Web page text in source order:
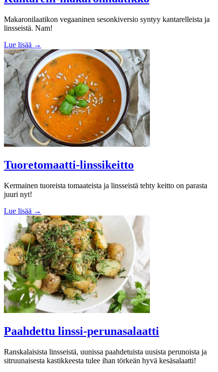
Makaronilaatikon vegaaninen sesonkiversio syntyy kantarelleista ja
linsseistä. Nam!
Lue lisää →
Tuoretomaatti-linssikeitto
Kermainen tuoreista tomaateista ja linsseistä tehty keitto on parasta
juuri nyt!
Lue lisää →
Paahdettu linssi-perunasalaatti
Ranskalaisista linsseistä, uunissa paahdetuista uusista perunoista ja
sitruunaisesta kastikkeesta tulee ihan törkeän hyvä kesäsalaatti!